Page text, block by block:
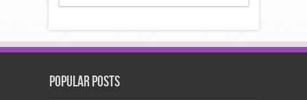
Popular Posts